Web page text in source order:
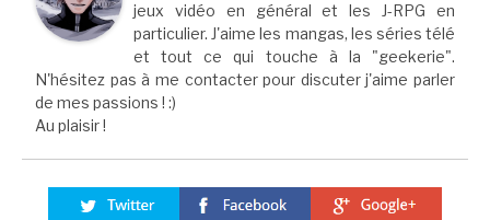
jeux vidéo en général et les J-RPG en
particulier. J'aime les mangas, les séries télé
et tout ce qui touche à la "geekerie".
N'hésitez pas à me contacter pour discuter j'aime parler
de mes passions ! :)
Au plaisir !